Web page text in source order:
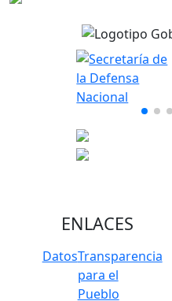
ENLACES
DatosTransparencia
para el
Pueblo